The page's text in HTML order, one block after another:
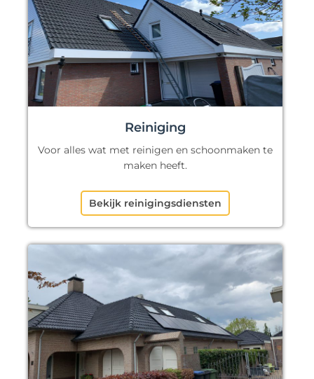
Reiniging
Voor alles wat met reinigen en schoonmaken te
maken heeft.
Bekijk reinigingsdiensten